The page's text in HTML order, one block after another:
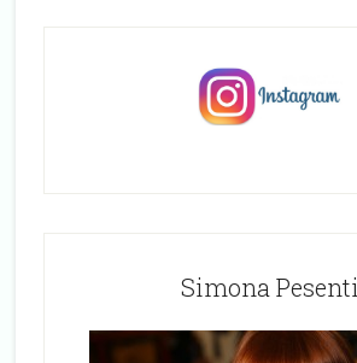
Simona Pesenti